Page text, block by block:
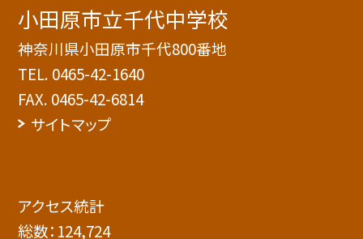
小田原市立千代中学校
神奈川県小田原市千代800番地
TEL. 0465-42-1640
FAX. 0465-42-6814
サイトマップ
アクセス統計
総数： 124,724